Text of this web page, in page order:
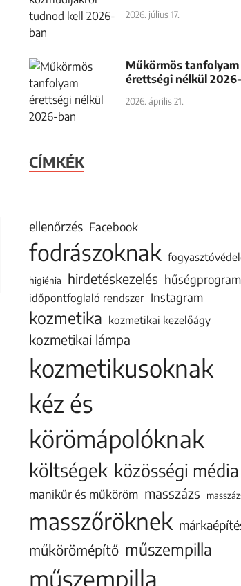
2026. július 17.
Műkörmös tanfolyam
érettségi nélkül
2026. április 21.
CÍMKÉK
ellenőrzés Facebook
fodrászoknak
higiénia hirdetéskezelés hűségprogram
időpontfoglaló rendszer Instagram
kozmetika kozmetikai kezelőágy
kozmetikai lámpa
kozmetikusoknak
kéz és
körömápolóknak
költségek közösségi média
manikűr és műköröm masszázs
masszőröknek
műkörömépítő műszempilla
műszempilla